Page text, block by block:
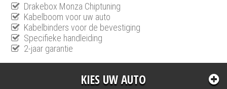
Drakebox Monza Chiptuning
Kabelboom voor uw auto
Kabelbinders voor de bevestiging
Specifieke handleiding
2-jaar garantie
KIES UW AUTO